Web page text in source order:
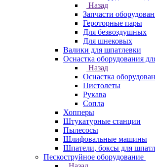
Назад
Запчасти
Героторные пары
Для безвоздушных
Для шнековых
Валики для шпатлевки
Оснастка оборудования
Назад
Оснастка
Пистолеты
Рукава
Сопла
Хопперы
Штукатурные станции
Пылесосы
Шлифовальные машины
Шпатели, боксы для
Пескоструйное оборудование